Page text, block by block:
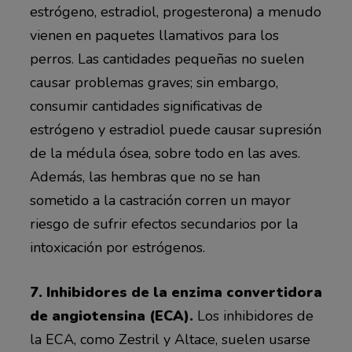
estrógeno, estradiol, progesterona) a menudo
vienen en paquetes llamativos para los
perros. Las cantidades pequeñas no suelen
causar problemas graves; sin embargo,
consumir cantidades significativas de
estrógeno y estradiol puede causar supresión
de la médula ósea, sobre todo en las aves.
Además, las hembras que no se han
sometido a la castración corren un mayor
riesgo de sufrir efectos secundarios por la
intoxicación por estrógenos.
7. Inhibidores de la enzima convertidora
de angiotensina (ECA). Los inhibidores de
la ECA, como Zestril y Altace, suelen usarse